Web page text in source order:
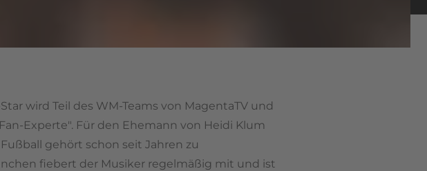
wird Teil des WM-Teams von MagentaTV und
Experte". Für den Ehemann von Heidi Klum
gehört schon seit Jahren zu
fiebert der Musiker regelmäßig mit und ist